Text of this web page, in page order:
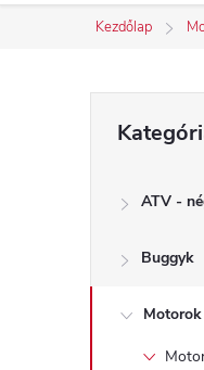
Kezdőlap
O
a
átugrása
ATV -
Buggyk
Motorok